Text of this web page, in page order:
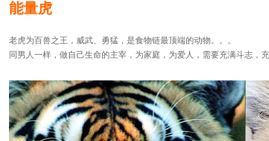
能量虎
老虎为百兽之王，威武、勇猛，是食物链最顶端的动物。。。
同男人一样，做自己生命的主宰，为家庭，为爱人，需要充满斗志，